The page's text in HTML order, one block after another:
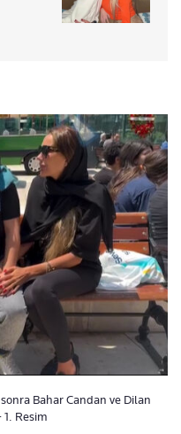
Bahar Candan ve Dilan
1. Resim